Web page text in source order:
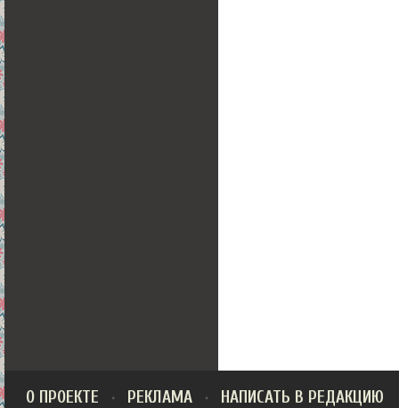
О ПРОЕКТЕ РЕКЛАМА НАПИСАТЬ В РЕДАКЦИЮ